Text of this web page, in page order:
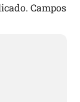
Campos